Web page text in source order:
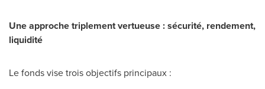
Une approche triplement vertueuse : sécurité, rendement,
liquidité
Le fonds vise trois objectifs principaux :